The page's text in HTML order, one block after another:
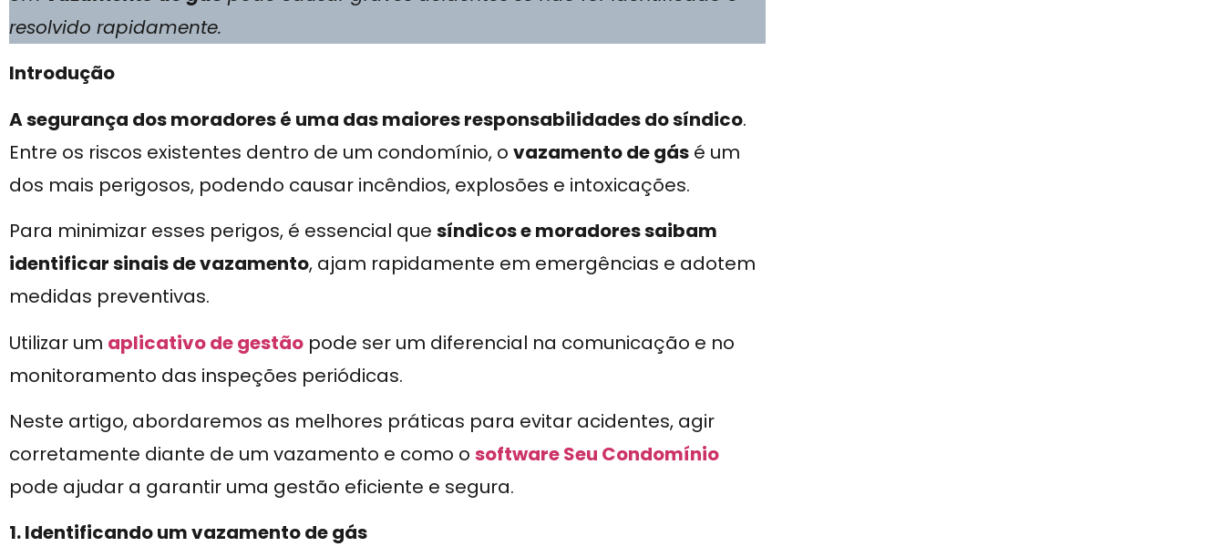
resolvido rapidamente.
Introdução
A segurança dos moradores é uma das maiores responsabilidades do síndico.
Entre os riscos existentes dentro de um condomínio, o vazamento de gás é um
dos mais perigosos, podendo causar incêndios, explosões e intoxicações.
Para minimizar esses perigos, é essencial que síndicos e moradores saibam
identificar sinais de vazamento, ajam rapidamente em emergências e adotem
medidas preventivas.
Utilizar um aplicativo de gestão pode ser um diferencial na comunicação e no
monitoramento das inspeções periódicas.
Neste artigo, abordaremos as melhores práticas para evitar acidentes, agir
corretamente diante de um vazamento e como o software Seu Condomínio
pode ajudar a garantir uma gestão eficiente e segura.
1. Identificando um vazamento de gás